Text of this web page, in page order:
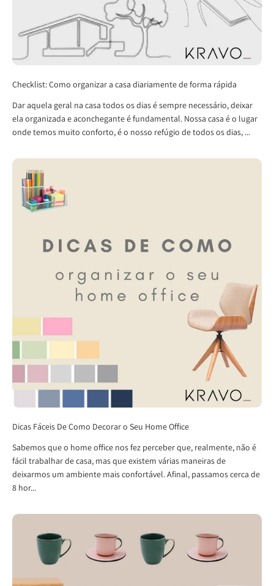
Checklist: Como organizar a casa diariamente de forma rápida
Dar aquela geral na casa todos os dias é sempre necessário, deixar
ela organizada e aconchegante é fundamental. Nossa casa é o lugar
onde temos muito conforto, é o nosso refúgio de todos os dias, ...
Dicas Fáceis De Como Decorar o Seu Home Office
Sabemos que o home office nos fez perceber que, realmente, não é
fácil trabalhar de casa, mas que existem várias maneiras de
deixarmos um ambiente mais confortável. Afinal, passamos cerca de
8 hor...